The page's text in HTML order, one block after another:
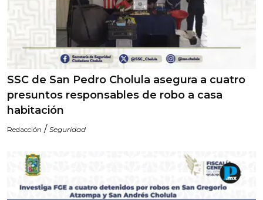
SSC de San Pedro Cholula asegura a cuatro
presuntos responsables de robo a casa
habitación
Redacción / Seguridad